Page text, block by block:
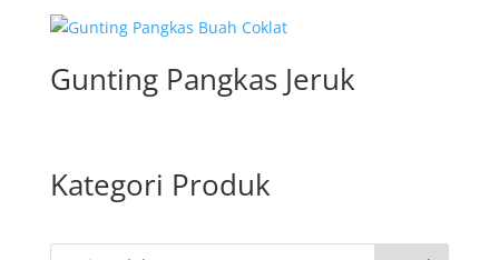
Gunting Pangkas Jeruk
Kategori Produk